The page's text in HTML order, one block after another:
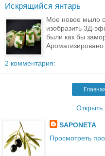
Искрящийся янтарь
Мое новое мыло
изобразить 3Д-
были как бы
Ароматизировано
2 комментария:
Открыть
SAPONETA
Просмотреть